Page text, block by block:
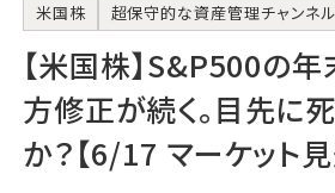
エキスパート一覧
無料講座
コラム
利用者の声
米国株 超保守的な資産管理チャンネル
【米国株】‌‌S&P500の
方修正が続く。目先に
か？【6/17 マーケット見